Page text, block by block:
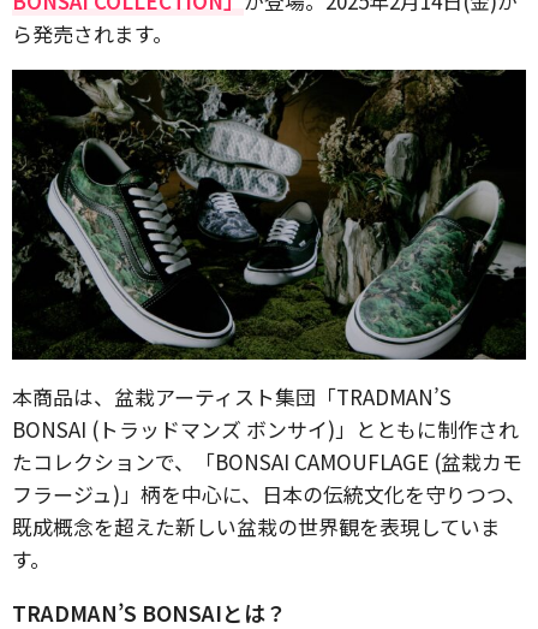
ら発売されます。
本商品は、盆栽アーティスト集団「TRADMAN’S
BONSAI (トラッドマンズ ボンサイ)」とともに制作され
たコレクションで、「BONSAI CAMOUFLAGE (盆栽カモ
フラージュ)」柄を中心に、日本の伝統文化を守りつつ、
既成概念を超えた新しい盆栽の世界観を表現していま
す。
TRADMAN’S BONSAIとは？